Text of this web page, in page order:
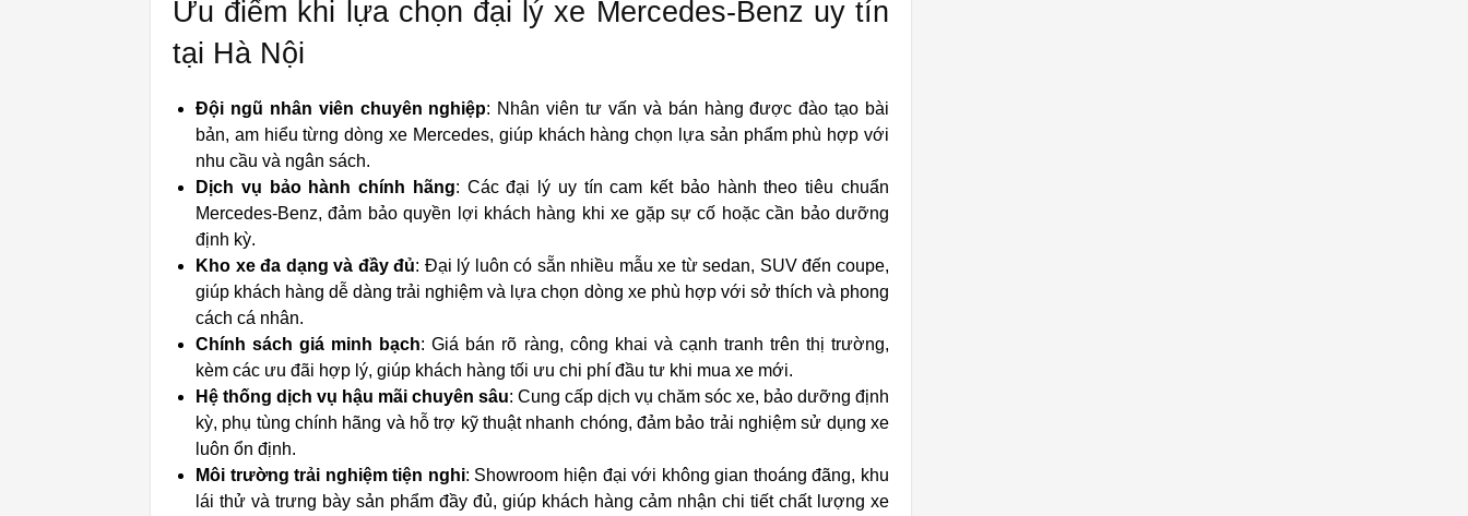
Ưu điểm khi lựa chọn đại lý xe Mercedes-Benz uy tín
tại Hà Nội
Đội ngũ nhân viên chuyên nghiệp: Nhân viên tư vấn và bán hàng được đào tạo bài
bản, am hiểu từng dòng xe Mercedes, giúp khách hàng chọn lựa sản phẩm phù hợp với
nhu cầu và ngân sách.
Dịch vụ bảo hành chính hãng: Các đại lý uy tín cam kết bảo hành theo tiêu chuẩn
Mercedes-Benz, đảm bảo quyền lợi khách hàng khi xe gặp sự cố hoặc cần bảo dưỡng
định kỳ.
Kho xe đa dạng và đầy đủ: Đại lý luôn có sẵn nhiều mẫu xe từ sedan, SUV đến coupe,
giúp khách hàng dễ dàng trải nghiệm và lựa chọn dòng xe phù hợp với sở thích và phong
cách cá nhân.
Chính sách giá minh bạch: Giá bán rõ ràng, công khai và cạnh tranh trên thị trường,
kèm các ưu đãi hợp lý, giúp khách hàng tối ưu chi phí đầu tư khi mua xe mới.
Hệ thống dịch vụ hậu mãi chuyên sâu: Cung cấp dịch vụ chăm sóc xe, bảo dưỡng định
kỳ, phụ tùng chính hãng và hỗ trợ kỹ thuật nhanh chóng, đảm bảo trải nghiệm sử dụng xe
luôn ổn định.
Môi trường trải nghiệm tiện nghi: Showroom hiện đại với không gian thoáng đãng, khu
lái thử và trưng bày sản phẩm đầy đủ, giúp khách hàng cảm nhận chi tiết chất lượng xe